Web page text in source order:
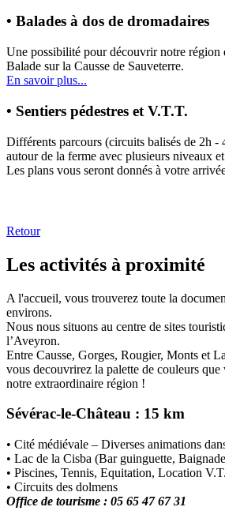
• Balades à dos de dromadaires
Une possibilité pour découvrir notre région
Balade sur la Causse de Sauveterre.
En savoir plus...
• Sentiers pédestres et V.T.T.
Différents parcours (circuits balisés de 2h -
autour de la ferme avec plusieurs niveaux
Les plans vous seront donnés à votre
Retour
Les activités à proximité
A l'accueil, vous trouverez toute la
environs.
Nous nous situons au centre de sites
l’Aveyron.
Entre Causse, Gorges, Rougier, Monts et
vous decouvrirez la palette de couleurs que
notre extraordinaire région !
Sévérac-le-Château : 15 km
• Cité médiévale – Diverses animations
• Lac de la Cisba (Bar guinguette,
• Piscines, Tennis, Equitation, Location
• Circuits des dolmens
Office de tourisme : 05 65 47 67 31